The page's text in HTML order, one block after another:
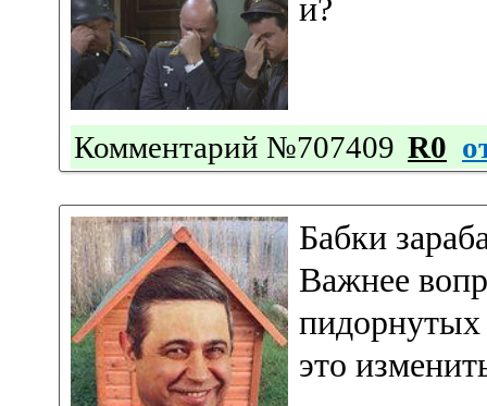
и?
Комментарий №707409 R0
Бабки
Важнее
пидорнутых
это